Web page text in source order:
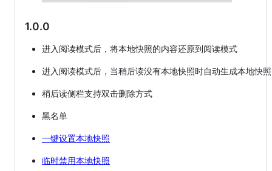
1.0.0
进入阅读模式后，将本地快照的内容还原到阅读模式
进入阅读模式后，当稍后读没有本地快照时自动生成本地快照
稍后读侧栏支持双击删除方式
黑名单
一键设置本地快照
临时禁用本地快照